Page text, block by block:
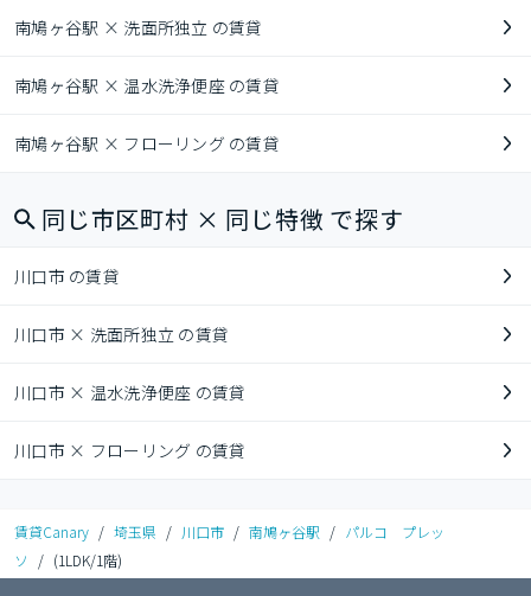
南鳩ヶ谷駅 × 洗面所独立 の賃貸
南鳩ヶ谷駅 × 温水洗浄便座 の賃貸
南鳩ヶ谷駅 × フローリング の賃貸
同じ市区町村 × 同じ特徴 で探す
川口市 の賃貸
川口市 × 洗面所独立 の賃貸
川口市 × 温水洗浄便座 の賃貸
川口市 × フローリング の賃貸
賃貸Canary / 埼玉県 / 川口市 / 南鳩ヶ谷駅 / パルコ プレッ
ソ
/ (1LDK/1階)